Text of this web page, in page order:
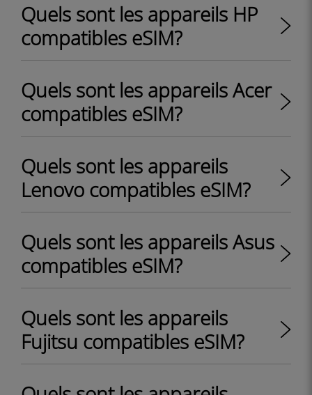
Quels sont les appareils HP
compatibles eSIM?
Quels sont les appareils Acer
compatibles eSIM?
Quels sont les appareils
Lenovo compatibles eSIM?
Quels sont les appareils Asus
compatibles eSIM?
Quels sont les appareils
Fujitsu compatibles eSIM?